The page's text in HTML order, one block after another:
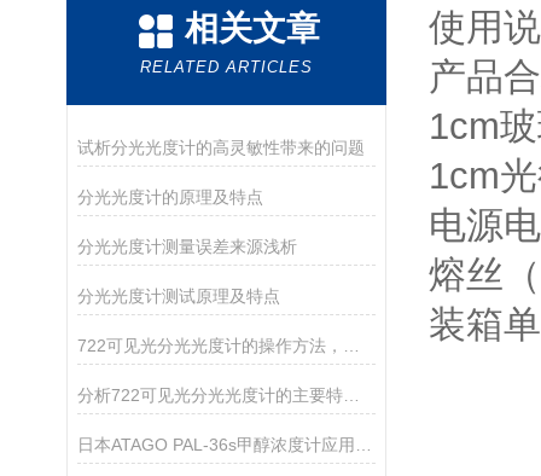
相关文章
RELATED ARTICLES
试析分光光度计的高灵敏性带来的问题
分光光度计的原理及特点
分光光度计测量误差来源浅析
分光光度计测试原理及特点
分析722可见光分光光度计的主要特点和维护
使
产
电
熔